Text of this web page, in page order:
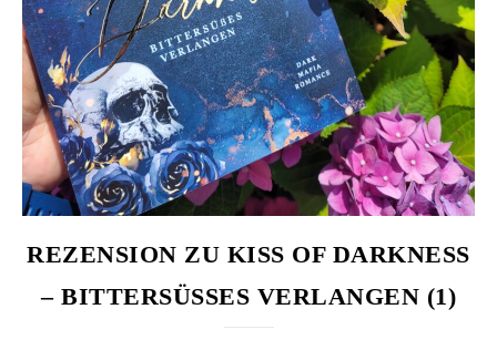
REZENSION ZU KISS OF DARKNESS
– BITTERSÜSSES VERLANGEN (1)